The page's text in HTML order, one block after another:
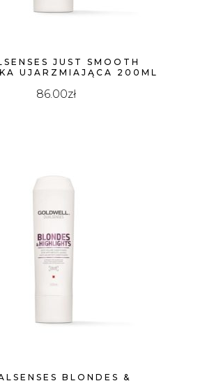
JUST SMOOTH
UJARZMIAJĄCA 200ML
86.00zł
BLONDES &